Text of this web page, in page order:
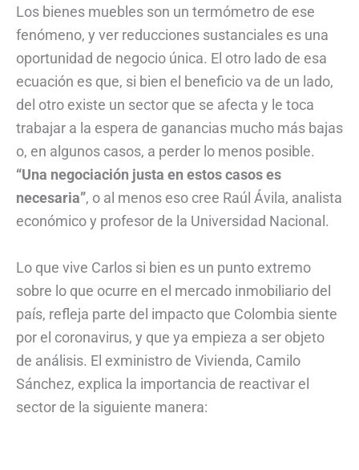
Los bienes muebles son un termómetro de ese
fenómeno, y ver reducciones sustanciales es una
oportunidad de negocio única. El otro lado de esa
ecuación es que, si bien el beneficio va de un lado,
del otro existe un sector que se afecta y le toca
trabajar a la espera de ganancias mucho más bajas
o, en algunos casos, a perder lo menos posible.
“Una negociación justa en estos casos es
necesaria”, o al menos eso cree Raúl Ávila, analista
económico y profesor de la Universidad Nacional.
Lo que vive Carlos si bien es un punto extremo
sobre lo que ocurre en el mercado inmobiliario del
país, refleja parte del impacto que Colombia siente
por el coronavirus, y que ya empieza a ser objeto
de análisis. El exministro de Vivienda, Camilo
Sánchez, explica la importancia de reactivar el
sector de la siguiente manera: